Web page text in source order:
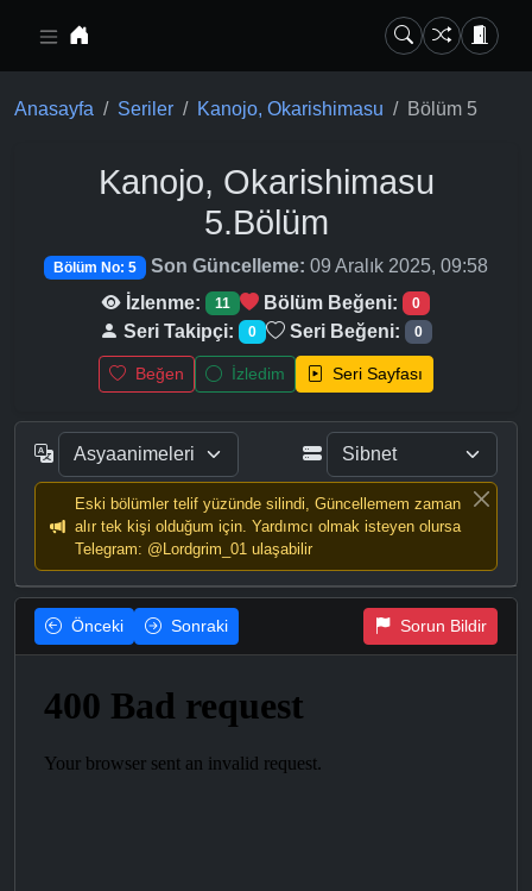
Anasayfa Seriler Kanojo, Okarishimasu Bölüm 5
Kanojo, Okarishimasu
5.Bölüm
Bölüm No: 5 Son Güncelleme: 09 Aralık 2025, 09:58
İzlenme:
11 Bölüm Beğeni: 0
Seri Takipçi: 0 Seri Beğeni: 0
Beğen İzledim Seri Sayfası
Eski bölümler telif yüzünde silindi, Güncellemem zaman
alır tek kişi olduğum için. Yardımcı olmak isteyen olursa
Telegram: @Lordgrim_01 ulaşabilir
Önceki Sonraki Sorun Bildir